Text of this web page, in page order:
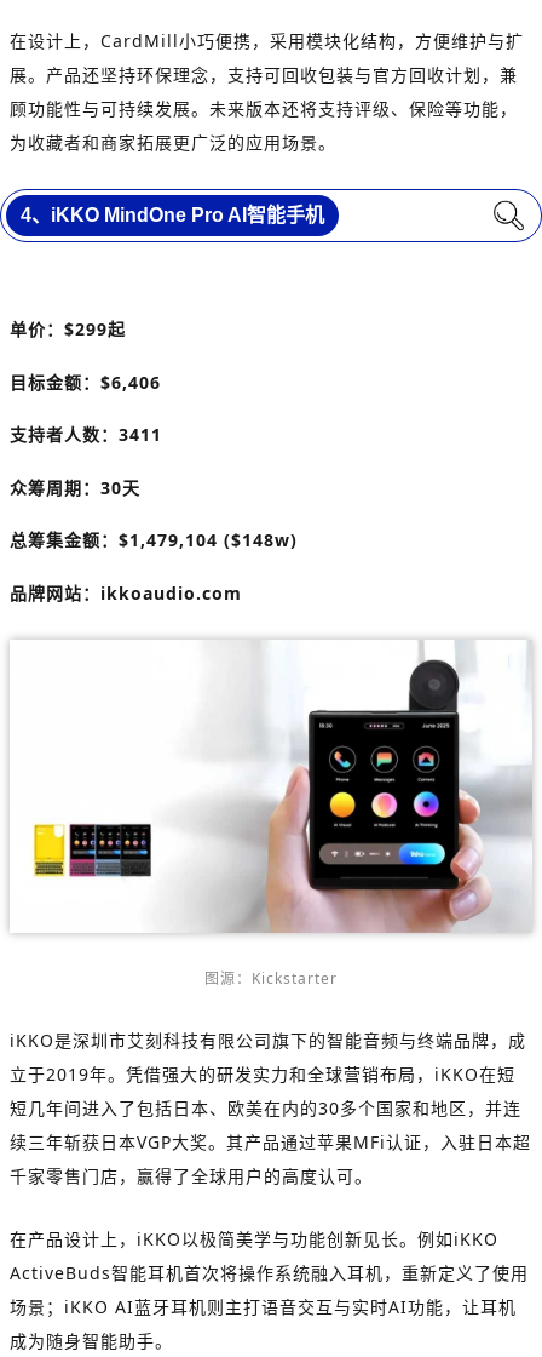
在设计上，CardMill小巧便携，采用模块化结构，方便维护与扩
展。产品还坚持环保理念，支持可回收包装与官方回收计划，兼
顾功能性与可持续发展。未来版本还将支持评级、保险等功能，
为收藏者和商家拓展更广泛的应用场景。
4、iKKO MindOne Pro AI智能手机
单价：$299起
目标金额：$6,406
支持者人数：3411
众筹周期：30天
总筹集金额：$1,479,104 ($148w)
品牌网站：ikkoaudio.com
图源：Kickstarter
iKKO是深圳市艾刻科技有限公司旗下的智能音频与终端品牌，成
立于2019年。凭借强大的研发实力和全球营销布局，iKKO在短
短几年间进入了包括日本、欧美在内的30多个国家和地区，并连
续三年斩获日本VGP大奖。其产品通过苹果MFi认证，入驻日本超
千家零售门店，赢得了全球用户的高度认可。
在产品设计上，iKKO以极简美学与功能创新见长。例如iKKO
ActiveBuds智能耳机首次将操作系统融入耳机，重新定义了使用
场景；iKKO AI蓝牙耳机则主打语音交互与实时AI功能，让耳机
成为随身智能助手。